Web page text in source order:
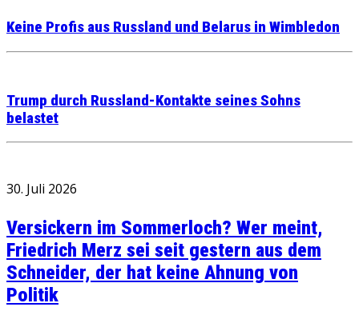
Keine Profis aus Russland und Belarus in Wimbledon
Trump durch Russland-Kontakte seines Sohns
belastet
30. Juli 2026
Versickern im Sommerloch? Wer meint,
Friedrich Merz sei seit gestern aus dem
Schneider, der hat keine Ahnung von
Politik